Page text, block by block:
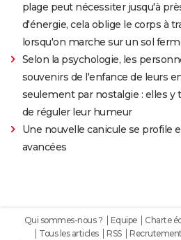
plage peut nécessiter jusqu'à
d'énergie, cela oblige le corps à
lorsqu'on marche sur un sol
Selon la psychologie, les
souvenirs de l'enfance de leurs
seulement par nostalgie : elles
de réguler leur humeur
Une nouvelle canicule se profile
avancées
Qui sommes-nous ? Equipe Charte
Tous les articles
RSS Recrutement